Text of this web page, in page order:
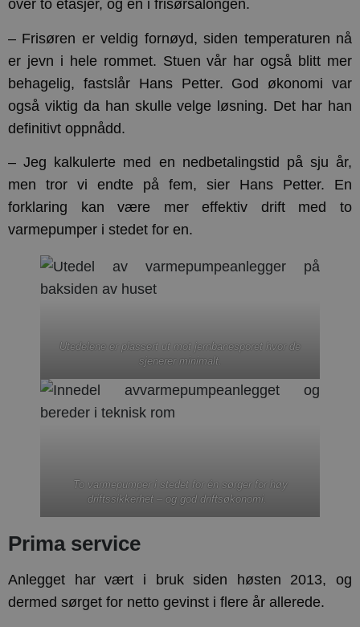
over to etasjer, og en i frisørsalongen.
– Frisøren er veldig fornøyd, siden temperaturen nå
er jevn i hele rommet. Stuen vår har også blitt mer
behagelig, fastslår Hans Petter. God økonomi var
også viktig da han skulle velge løsning. Det har han
definitivt oppnådd.
– Jeg kalkulerte med en nedbetalingstid på sju år,
men tror vi endte på fem, sier Hans Petter. En
forklaring kan være mer effektiv drift med to
varmepumper i stedet for en.
Utedelene er plassert ut mot jernbanesporet hvor de
sjenerer minimalt.
To varmepumper i stedet for én sørger for høy
driftssikkerhet – og god driftsøkonomi.
Prima service
Anlegget har vært i bruk siden høsten 2013, og
dermed sørget for netto gevinst i flere år allerede.